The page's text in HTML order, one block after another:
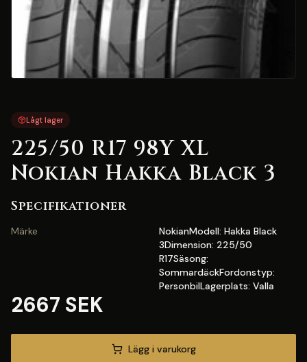
Lågt lager
225/50 R17 98Y XL
Nokian Hakka Black 3
Specifikationer
Märke
NokianModell: Hakka Black
3Dimension: 225/50
R17Säsong:
SommardäckFordonstyp:
PersonbilLagerplats: Valla
2667 SEK
Lägg i varukorg